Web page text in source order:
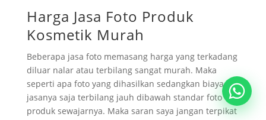
Harga Jasa Foto Produk
Kosmetik Murah
Beberapa jasa foto memasang harga yang terkadang
diluar nalar atau terbilang sangat murah. Maka
seperti apa foto yang dihasilkan sedangkan biaya
jasanya saja terbilang jauh dibawah standar foto
produk sewajarnya. Maka saran saya jangan terpikat